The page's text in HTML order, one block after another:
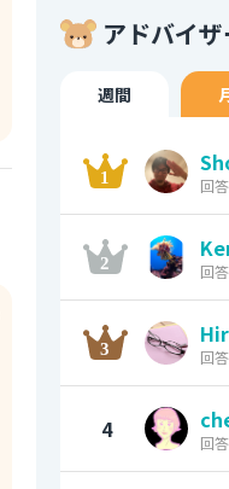
アドバイ
週間
回
回
回
4 回